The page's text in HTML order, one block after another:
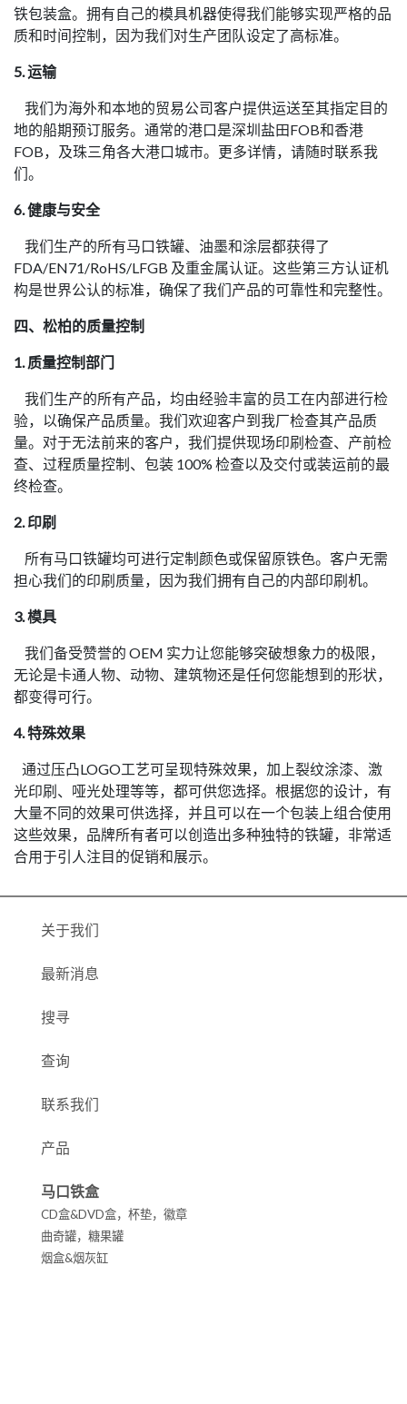
铁包装盒。拥有自己的模具机器使得我们能够实现严格的品
质和时间控制，因为我们对生产团队设定了高标准。
5. 运输
我们为海外和本地的贸易公司客户提供运送至其指定目的
地的船期预订服务。通常的港口是深圳盐田FOB和香港
FOB，及珠三角各大港口城市。更多详情，请随时联系我
们。
6. 健康与安全
我们生产的所有马口铁罐、油墨和涂层都获得了
FDA/EN71/RoHS/LFGB 及重金属认证。这些第三方认证机
构是世界公认的标准，确保了我们产品的可靠性和完整性。
四、松柏的质量控制
1. 质量控制部门
我们生产的所有产品，均由经验丰富的员工在内部进行检
验，以确保产品质量。我们欢迎客户到我厂检查其产品质
量。对于无法前来的客户，我们提供现场印刷检查、产前检
查、过程质量控制、包装 100% 检查以及交付或装运前的最
终检查。
2. 印刷
所有马口铁罐均可进行定制颜色或保留原铁色。客户无需
担心我们的印刷质量，因为我们拥有自己的内部印刷机。
3. 模具
我们备受赞誉的 OEM 实力让您能够突破想象力的极限，
无论是卡通人物、动物、建筑物还是任何您能想到的形状，
都变得可行。
4. 特殊效果
通过压凸LOGO工艺可呈现特殊效果，加上裂纹涂漆、激
光印刷、哑光处理等等，都可供您选择。根据您的设计，有
大量不同的效果可供选择，并且可以在一个包装上组合使用
这些效果，品牌所有者可以创造出多种独特的铁罐，非常适
合用于引人注目的促销和展示。
关于我们
最新消息
搜寻
查询
联系我们
产品
马口铁盒
CD盒&DVD盒，杯垫，徽章
曲奇罐，糖果罐
烟盒&烟灰缸